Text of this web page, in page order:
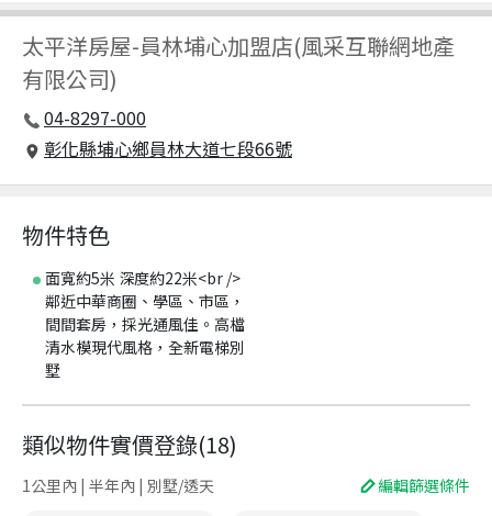
太平洋房屋-員林埔心加盟店(風采互聯網地產
有限公司)
04-8297-000
彰化縣埔心鄉員林大道七段66號
物件特色
面寬約5米 深度約22米<br />
鄰近中華商圈、學區、市區，
間間套房，採光通風佳。高檔
清水模現代風格，全新電梯別
墅
類似物件實價登錄(18)
1公里內 | 半年內 | 別墅/透天 編輯篩選條件